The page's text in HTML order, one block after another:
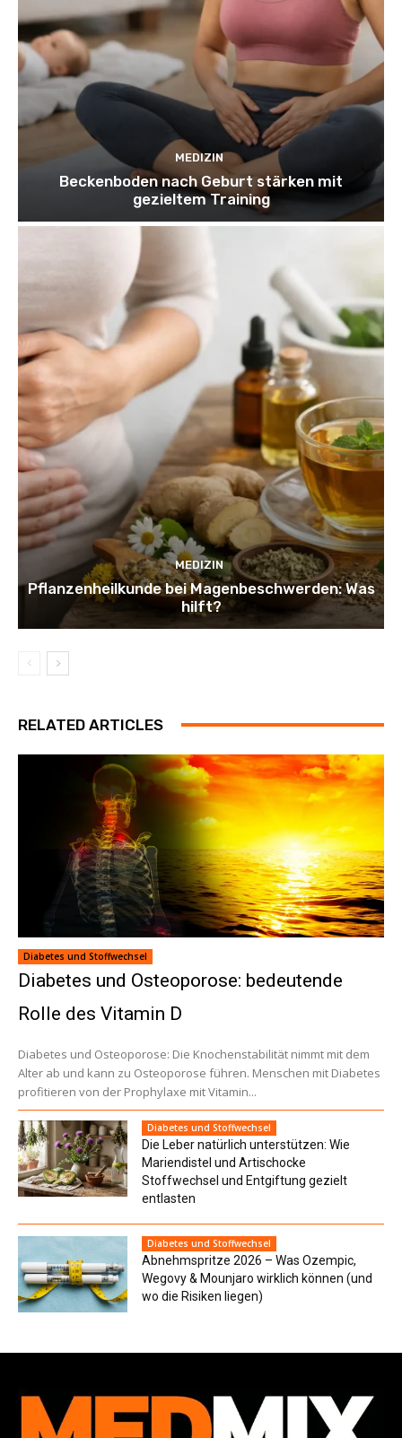
MEDIZIN
Beckenboden nach Geburt stärken mit
gezieltem Training
MEDIZIN
Pflanzenheilkunde bei Magenbeschwerden: Was
hilft?
RELATED ARTICLES
Diabetes und Stoffwechsel
Diabetes und Osteoporose: bedeutende
Rolle des Vitamin D
Diabetes und Osteoporose: Die Knochenstabilität nimmt mit dem
Alter ab und kann zu Osteoporose führen. Menschen mit Diabetes
profitieren von der Prophylaxe mit Vitamin...
Diabetes und Stoffwechsel
Die Leber natürlich unterstützen: Wie
Mariendistel und Artischocke
Stoffwechsel und Entgiftung gezielt
entlasten
Diabetes und Stoffwechsel
Abnehmspritze 2026 – Was Ozempic,
Wegovy & Mounjaro wirklich können (und
wo die Risiken liegen)